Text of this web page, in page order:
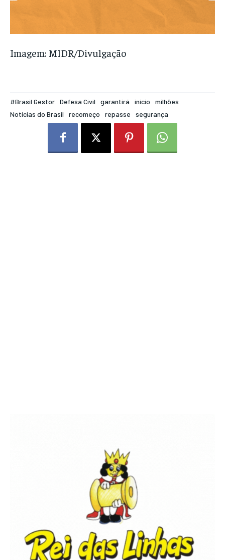
Imagem: MIDR/Divulgação
#Brasil Gestor Defesa Civil garantirá início
milhões
Notícias do Brasil
recomeço repasse segurança